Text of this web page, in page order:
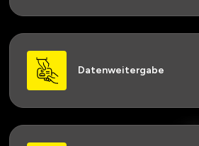
Datenweitergabe